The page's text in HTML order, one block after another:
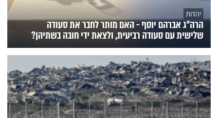
יהדות
הרה"ג אברהם יוסף - האם מותר לחבר את סעודה
שלישית עם סעודה רביעית, ולצאת ידי חובה בשתיהן?